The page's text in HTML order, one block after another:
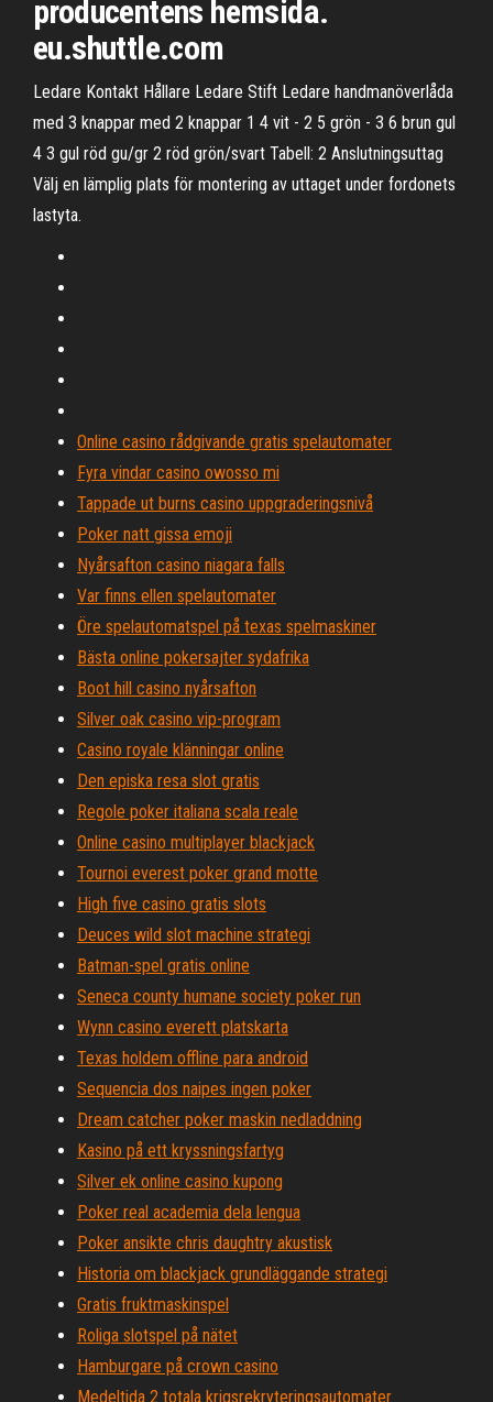
producentens hemsida.
eu.shuttle.com
Ledare Kontakt Hållare Ledare Stift Ledare handmanöverlåda
med 3 knappar med 2 knappar 1 4 vit - 2 5 grön - 3 6 brun gul
4 3 gul röd gu/gr 2 röd grön/svart Tabell: 2 Anslutningsuttag
Välj en lämplig plats för montering av uttaget under fordonets
lastyta.
Online casino rådgivande gratis spelautomater
Fyra vindar casino owosso mi
Tappade ut burns casino uppgraderingsnivå
Poker natt gissa emoji
Nyårsafton casino niagara falls
Var finns ellen spelautomater
Öre spelautomatspel på texas spelmaskiner
Bästa online pokersajter sydafrika
Boot hill casino nyårsafton
Silver oak casino vip-program
Casino royale klänningar online
Den episka resa slot gratis
Regole poker italiana scala reale
Online casino multiplayer blackjack
Tournoi everest poker grand motte
High five casino gratis slots
Deuces wild slot machine strategi
Batman-spel gratis online
Seneca county humane society poker run
Wynn casino everett platskarta
Texas holdem offline para android
Sequencia dos naipes ingen poker
Dream catcher poker maskin nedladdning
Kasino på ett kryssningsfartyg
Silver ek online casino kupong
Poker real academia dela lengua
Poker ansikte chris daughtry akustisk
Historia om blackjack grundläggande strategi
Gratis fruktmaskinspel
Roliga slotspel på nätet
Hamburgare på crown casino
Medeltida 2 totala krigsrekryteringsautomater